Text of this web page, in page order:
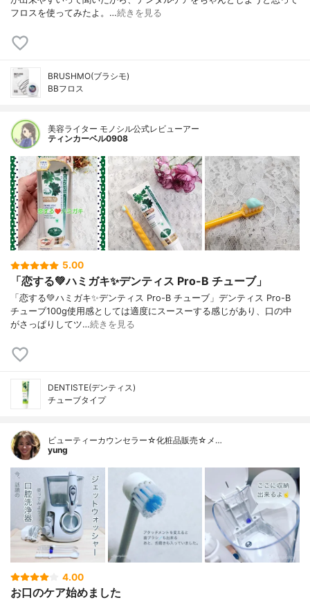
フロスを使ってみたよ。…続きを見る
BRUSHMO(ブラシモ)
BBフロス
美容ライター モノシル公式レビューアー
ティンカーベル0908
5.00
「恋する💚ハミガキ✨デンティス Pro-B チューブ」
「恋する💚ハミガキ✨デンティス Pro-B チューブ」デンティス Pro-B
チューブ100g使用感としては適度にスースーする感じがあり、口の中
がさっぱりしてツ…続きを見る
DENTISTE(デンティス)
チューブタイプ
ビューティーカウンセラー☆化粧品販売☆メ…
yung
4.00
お口のケア始めました